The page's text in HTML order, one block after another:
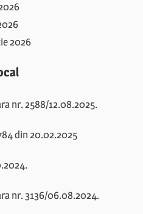
2026
nr. 2588/12.08.2025.
din 20.02.2025
nr. 3136/06.08.2024.